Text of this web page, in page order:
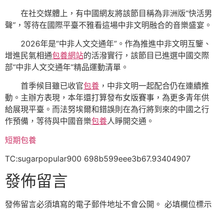
在社交媒體上，有中國網友將該節目稱為非洲版“快活男
聲”，等待在國際平臺不雅看這場中非文明融合的音樂盛宴。
2026年是“中非人文交通年”。作為推進中非文明互鑒、
增進民氣相通包養網站的活潑實行，該節目已進選中國交際
部“中非人文交通年”精品運動清單。
首季候目雖已收官包養 ，中非文明一起配合仍在連續推
動。主辦方表現，本年還打算發布女版賽事，為更多青年供
給展現平臺。而法努埃爾和錯誤則在為行將到來的中國之行
作預備，等待與中國音樂包養人睜開交通。
短期包養
TC:sugarpopular900 698b599eee3b67.93404907
發佈留言
發佈留言必須填寫的電子郵件地址不會公開。 必填欄位標示